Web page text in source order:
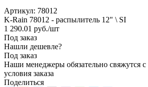
Артикул: 78012
K-Rain 78012 - распылитель 12" \ SI
1 290.01 руб./шт
Под заказ
Нашли дешевле?
Под заказ
Наши менеджеры обязательно свяжутся
условия заказа
Поделиться